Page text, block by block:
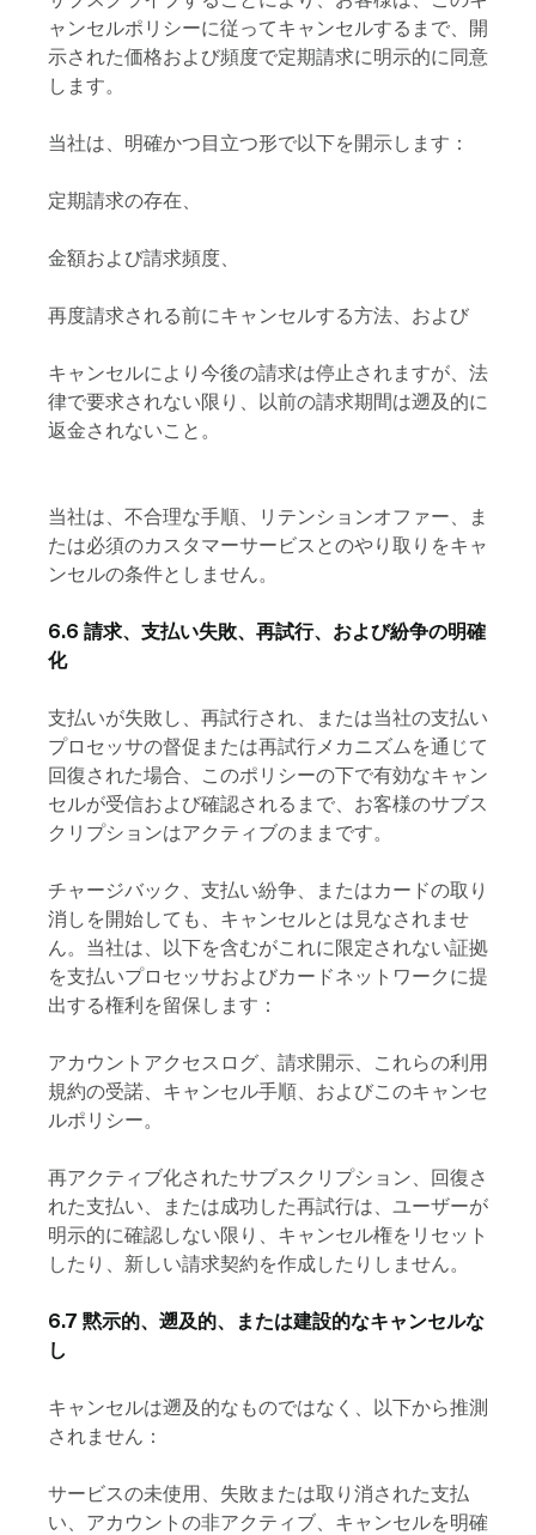
ャンセルポリシーに従ってキャンセルするまで、開
示された価格および頻度で定期請求に明示的に同意
します。
当社は、明確かつ目立つ形で以下を開示します：
定期請求の存在、
金額および請求頻度、
再度請求される前にキャンセルする方法、および
キャンセルにより今後の請求は停止されますが、法
律で要求されない限り、以前の請求期間は遡及的に
返金されないこと。
当社は、不合理な手順、リテンションオファー、ま
たは必須のカスタマーサービスとのやり取りをキャ
ンセルの条件としません。
6.6 請求、支払い失敗、再試行、および紛争の明確
化
支払いが失敗し、再試行され、または当社の支払い
プロセッサの督促または再試行メカニズムを通じて
回復された場合、このポリシーの下で有効なキャン
セルが受信および確認されるまで、お客様のサブス
クリプションはアクティブのままです。
チャージバック、支払い紛争、またはカードの取り
消しを開始しても、キャンセルとは見なされませ
ん。当社は、以下を含むがこれに限定されない証拠
を支払いプロセッサおよびカードネットワークに提
出する権利を留保します：
アカウントアクセスログ、請求開示、これらの利用
規約の受諾、キャンセル手順、およびこのキャンセ
ルポリシー。
再アクティブ化されたサブスクリプション、回復さ
れた支払い、または成功した再試行は、ユーザーが
明示的に確認しない限り、キャンセル権をリセット
したり、新しい請求契約を作成したりしません。
6.7 黙示的、遡及的、または建設的なキャンセルな
し
キャンセルは遡及的なものではなく、以下から推測
されません：
サービスの未使用、失敗または取り消された支払
い、アカウントの非アクティブ、キャンセルを明確